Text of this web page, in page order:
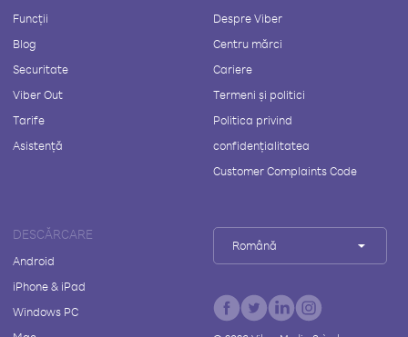
Funcții
Blog
Securitate
Viber Out
Tarife
Asistență
Despre Viber
Centru mărci
Cariere
Termeni și politici
Politica privind
confidențialitatea
Customer Complaints Code
DESCĂRCARE
Android
iPhone & iPad
Windows PC
Română